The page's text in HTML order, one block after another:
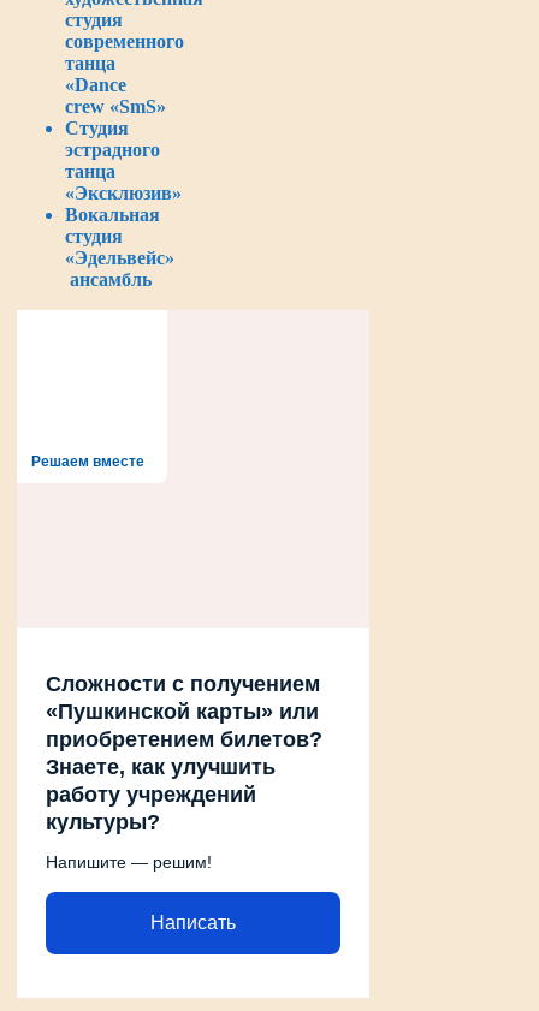
студия
современного
танца
«Dance
crew «SmS»
Студия
эстрадного
танца
«Эксклюзив»
Вокальная
студия
«Эдельвейс»
ансамбль
Решаем вместе
Сложности с получением
«Пушкинской карты» или
приобретением билетов?
Знаете, как улучшить
работу учреждений
культуры?
Напишите — решим!
Написать